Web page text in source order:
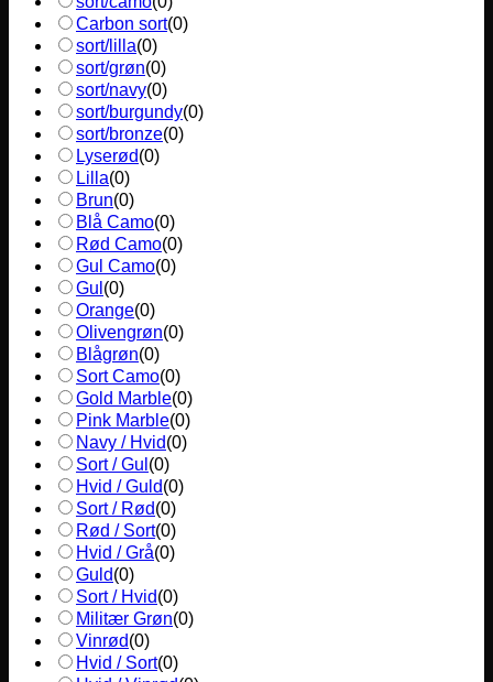
Carbon sort(0)
sort/lilla(0)
sort/grøn(0)
sort/navy(0)
sort/burgundy(0)
sort/bronze(0)
Lyserød(0)
Lilla(0)
Brun(0)
Blå Camo(0)
Rød Camo(0)
Gul Camo(0)
Gul (0)
Orange(0)
Olivengrøn(0)
Blågrøn(0)
Sort Camo(0)
Gold Marble(0)
Pink Marble(0)
Navy / Hvid(0)
Sort / Gul (0)
Hvid / Guld(0)
Sort / Rød(0)
Rød / Sort(0)
Hvid / Grå(0)
Guld(0)
Sort / Hvid(0)
Militær Grøn(0)
Vinrød(0)
Hvid / Sort(0)